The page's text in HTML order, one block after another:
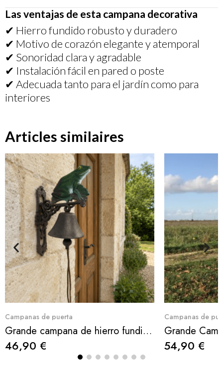
Las ventajas de esta campana decorativa
✔ Hierro fundido robusto y duradero
✔ Motivo de corazón elegante y atemporal
✔ Sonoridad clara y agradable
✔ Instalación fácil en pared o poste
✔ Adecuada tanto para el jardín como para
interiores
Articles similaires
Aperçu rapide
Campanas de puerta
Grande campana de hierro fundido para puerta con rana en metal pintado en color óxido
46,90 €
Campanas de
54,90 €